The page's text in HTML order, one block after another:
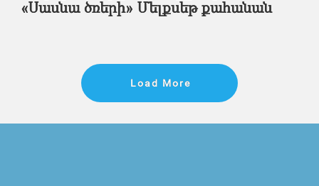
«Սասնա ծռերի» Մելքսեթ քահանան
Load More